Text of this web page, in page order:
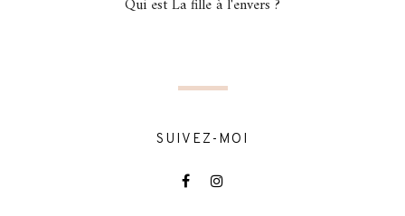
Qui est La fille à l'envers ?
SUIVEZ-MOI